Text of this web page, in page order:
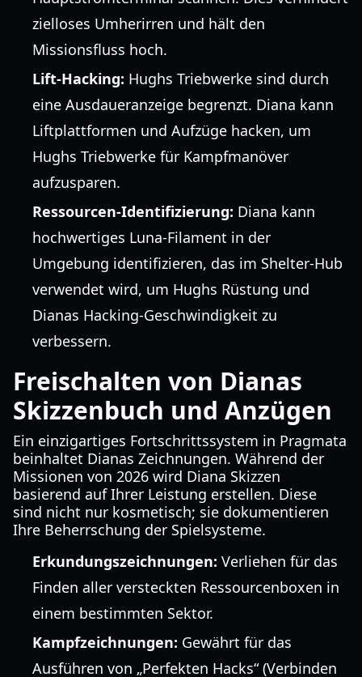
zielloses Umherirren und hält den
Missionsfluss hoch.
Lift-Hacking: Hughs Triebwerke sind durch
eine Ausdaueranzeige begrenzt. Diana kann
Liftplattformen und Aufzüge hacken, um
Hughs Triebwerke für Kampfmanöver
aufzusparen.
Ressourcen-Identifizierung: Diana kann
hochwertiges Luna-Filament in der
Umgebung identifizieren, das im Shelter-Hub
verwendet wird, um Hughs Rüstung und
Dianas Hacking-Geschwindigkeit zu
verbessern.
Freischalten von Dianas
Skizzenbuch und Anzügen
Ein einzigartiges Fortschrittssystem in Pragmata
beinhaltet Dianas Zeichnungen. Während der
Missionen von 2026 wird Diana Skizzen
basierend auf Ihrer Leistung erstellen. Diese
sind nicht nur kosmetisch; sie dokumentieren
Ihre Beherrschung der Spielsysteme.
Erkundungszeichnungen: Verliehen für das
Finden aller versteckten Ressourcenboxen in
einem bestimmten Sektor.
Kampfzeichnungen: Gewährt für das
Ausführen von „Perfekten Hacks“ (Verbinden